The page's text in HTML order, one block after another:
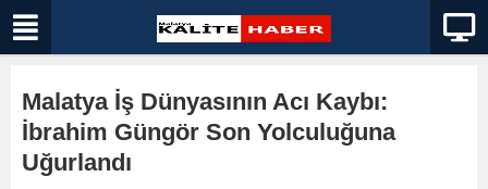
Malatya İş Dünyasının Acı Kaybı:
İbrahim Güngör Son Yolculuğuna
Uğurlandı